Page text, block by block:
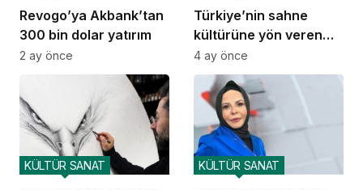
Revogo’ya Akbank’tan
300 bin dolar yatırım
2 ay önce
Türkiye’nin sahne
kültürüne yön veren
Jolly Joker 20 yaşında
4 ay önce
KÜLTÜR SANAT KÜLTÜR SANAT